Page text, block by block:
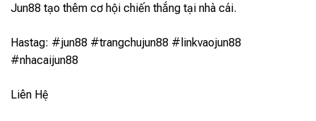
Jun88 tạo thêm cơ hội chiến thắng tại nhà cái.
Hastag: #jun88 #trangchujun88 #linkvaojun88
#nhacaijun88
Liên Hệ